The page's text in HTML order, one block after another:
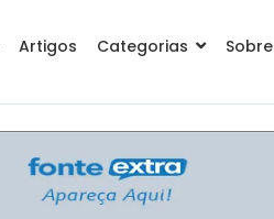
Artigos Categorias Sobre